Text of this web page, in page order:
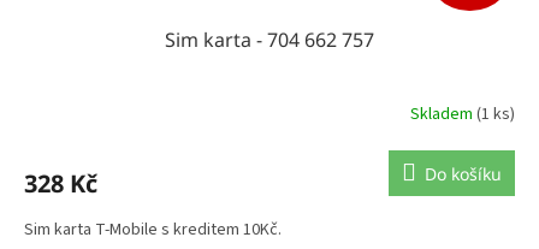
Sim karta - 704 662 757
Skladem (1 ks)
328 Kč Do košíku
Sim karta T-Mobile s kreditem 10Kč.